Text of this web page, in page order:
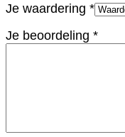
Je waardering *
Je beoordeling *